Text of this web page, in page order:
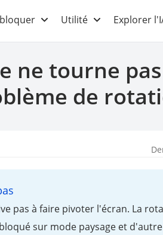
Utilité Explorer
ne tourne
de
pas à faire pivoter l'écran. La
sur mode paysage et